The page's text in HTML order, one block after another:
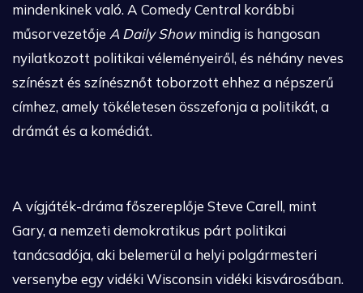
mindenkinek való. A Comedy Central korábbi
műsorvezetője A Daily Showmindig is hangosan
nyilatkozott politikai véleményeiről, és néhány neves
színészt és színésznőt toborzott ehhez a népszerű
címhez, amely tökéletesen összefonja a politikát, a
drámát és a komédiát.
A vígjáték-dráma főszereplője Steve Carell, mint
Gary, a nemzeti demokratikus párt politikai
tanácsadója, aki belemerül a helyi polgármesteri
versenybe egy vidéki Wisconsin vidéki kisvárosában.